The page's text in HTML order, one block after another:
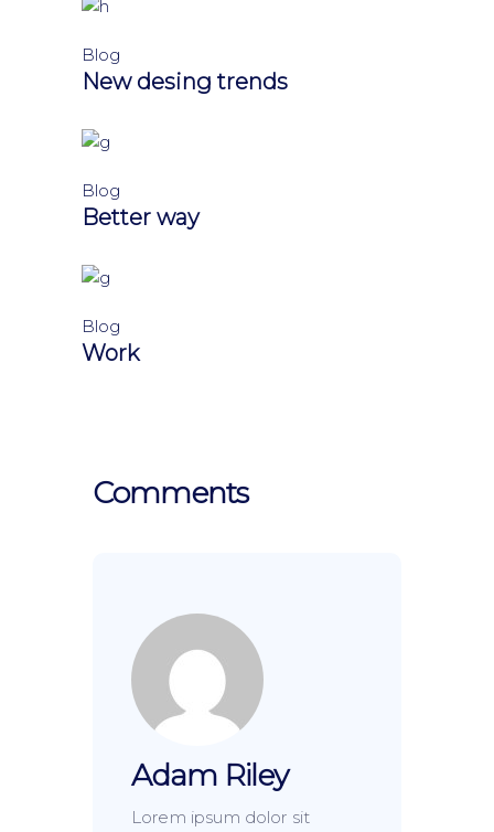
Blog
New desing trends
Blog
Better way
Blog
Work
Comments
Adam Riley
Lorem ipsum dolor sit